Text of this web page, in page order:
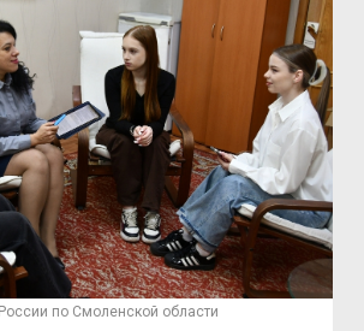
по Смоленской области